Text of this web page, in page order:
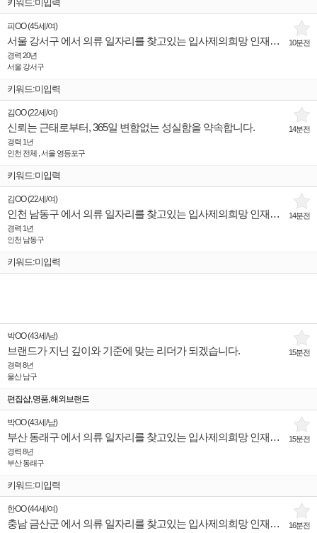
키워드:미입력
10분전
피OO(45세 /여)
서울 강서구 에서 의류 일자리를 찾고있는 입사제의희망 인재입니다.
경력 20년
서울 강서구
키워드:미입력
14분전
김OO(22세 /여)
신뢰는 근태로부터, 365일 변함없는 성실함을 약속합니다.
경력 1년
인천 전체 , 서울 영등포구
키워드:미입력
14분전
김OO(22세 /여)
인천 남동구 에서 의류 일자리를 찾고있는 입사제의희망 인재입니다.
경력 1년
인천 남동구
키워드:미입력
15분전
박OO(43세 /남)
브랜드가 지닌 깊이와 기준에 맞는 리더가 되겠습니다.
경력 8년
울산 남구
편집샵,명품,해외브랜드
15분전
박OO(43세 /남)
부산 동래구 에서 의류 일자리를 찾고있는 입사제의희망 인재입니다.
경력 8년
부산 동래구
키워드:미입력
16분전
한OO(44세 /여)
충남 금산군 에서 의류 일자리를 찾고있는 입사제의희망 인재입니다.